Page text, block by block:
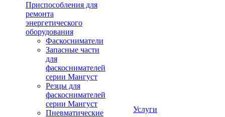
Приспособления для
ремонта
энергетического
оборудования
Фаскосниматели
Запасные части
для
фаскоснимателей
серии Мангуст
Резцы для
фаскоснимателей
серии Мангуст
Пневматические
Услуги